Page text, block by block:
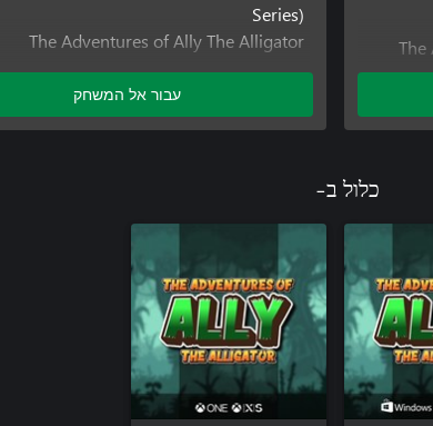
The
Series)
The Adventures of Ally The Alligator
The Adventures of Ally The Alligator
Adventures of Ally The Alligator (XBox
עבור אל המשחק
כלול ב-